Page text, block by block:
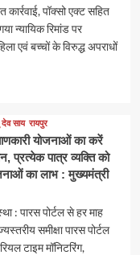
कार्रवाई, पॉक्सो एक्ट सहित
न्यायिक रिमांड पर
एवं बच्चों के विरुद्ध अपराधों
देव साय रायपुर
योजनाओं का करें
प्रत्येक पात्र व्यक्ति को
का लाभ : मुख्यमंत्री
: पारस पोर्टल से हर माह
समीक्षा पारस पोर्टल
टाइम मॉनिटरिंग,